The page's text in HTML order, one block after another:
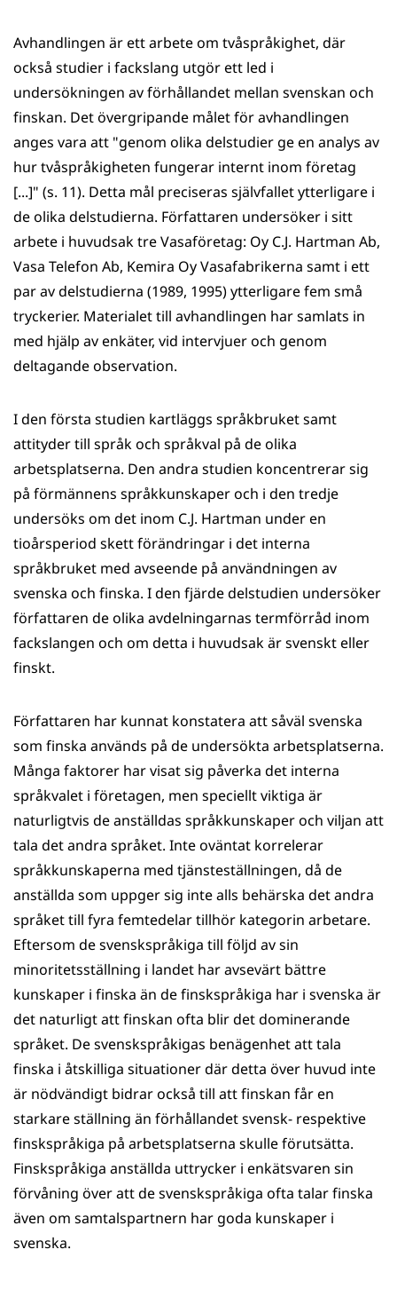
Avhandlingen är ett arbete om tvåspråkighet, där
också studier i fackslang utgör ett led i
undersökningen av förhållandet mellan svenskan och
finskan. Det övergripande målet för avhandlingen
anges vara att "genom olika delstudier ge en analys av
hur tvåspråkigheten fungerar internt inom företag
[...]" (s. 11). Detta mål preciseras självfallet ytterligare i
de olika delstudierna. Författaren undersöker i sitt
arbete i huvudsak tre Vasaföretag: Oy C.J. Hartman Ab,
Vasa Telefon Ab, Kemira Oy Vasafabrikerna samt i ett
par av delstudierna (1989, 1995) ytterligare fem små
tryckerier. Materialet till avhandlingen har samlats in
med hjälp av enkäter, vid intervjuer och genom
deltagande observation.
I den första studien kartläggs språkbruket samt
attityder till språk och språkval på de olika
arbetsplatserna. Den andra studien koncentrerar sig
på förmännens språkkunskaper och i den tredje
undersöks om det inom C.J. Hartman under en
tioårsperiod skett förändringar i det interna
språkbruket med avseende på användningen av
svenska och finska. I den fjärde delstudien undersöker
författaren de olika avdelningarnas termförråd inom
fackslangen och om detta i huvudsak är svenskt eller
finskt.
Författaren har kunnat konstatera att såväl svenska
som finska används på de undersökta arbetsplatserna.
Många faktorer har visat sig påverka det interna
språkvalet i företagen, men speciellt viktiga är
naturligtvis de anställdas språkkunskaper och viljan att
tala det andra språket. Inte oväntat korrelerar
språkkunskaperna med tjänsteställningen, då de
anställda som uppger sig inte alls behärska det andra
språket till fyra femtedelar tillhör kategorin arbetare.
Eftersom de svenskspråkiga till följd av sin
minoritetsställning i landet har avsevärt bättre
kunskaper i finska än de finskspråkiga har i svenska är
det naturligt att finskan ofta blir det dominerande
språket. De svenskspråkigas benägenhet att tala
finska i åtskilliga situationer där detta över huvud inte
är nödvändigt bidrar också till att finskan får en
starkare ställning än förhållandet svensk- respektive
finskspråkiga på arbetsplatserna skulle förutsätta.
Finskspråkiga anställda uttrycker i enkätsvaren sin
förvåning över att de svenskspråkiga ofta talar finska
även om samtalspartnern har goda kunskaper i
svenska.